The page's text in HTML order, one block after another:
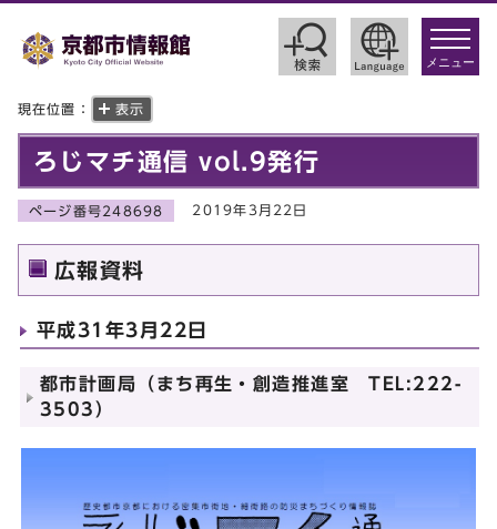
toggle
メニュー
現在位置： 表示
ろじマチ通信 vol.9発行
ページ番号248698 2019年3月22日
広報資料
平成31年3月22日
都市計画局（まち再生・創造推進室 TEL:222-
3503）